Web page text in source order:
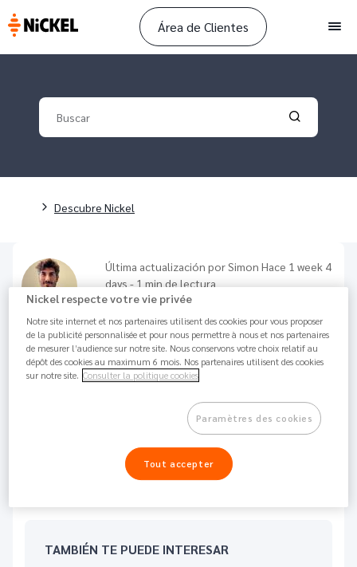
Área de Clientes
Your search
Validate
Sobrescribir enlaces de ayuda a la navegación
Descubre Nickel
Última actualización porSimon Hace 1 week 4
days - 1 min de lectura
Cuenta Joven
11.4K Compartir
Lo sentimos, de momento no contamos con una cuenta
joven. La cuenta Nickel es una cuenta para mayores de
Compartir Volver arriba
TAMBIÉN TE PUEDE INTERESAR
Nickel respecte votre vie privée
Notre site internet et nos partenaires utilisent des cookies pour vous proposer
de la publicité personnalisée et pour nous permettre à nous et nos partenaires
de mesurer l’audience sur notre site. Nous conservons votre choix relatif au
dépôt des cookies au maximum 6 mois. Nos partenaires utilisent des cookies
sur notre site. Consulter la politique cookies
Paramètres des cookies
Tout accepter